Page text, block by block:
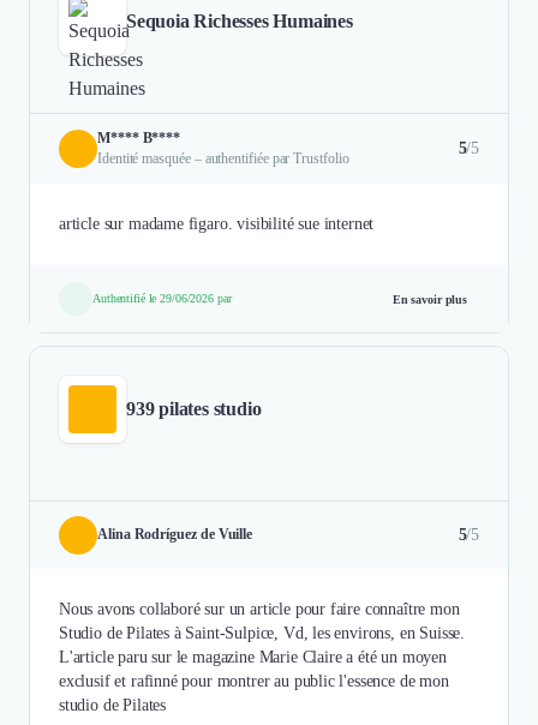
Sequoia Richesses Humaines
M**** B****
Identité masquée – authentifiée par Trustfolio
5/5
article sur madame figaro. visibilité sue internet
Authentifié le 29/06/2026 par En savoir plus
939 pilates studio
Alina Rodríguez de Vuille 5/5
Nous avons collaboré sur un article pour faire connaître mon
Studio de Pilates à Saint-Sulpice, Vd, les environs, en Suisse.
L'article paru sur le magazine Marie Claire a été un moyen
exclusif et rafinné pour montrer au public l'essence de mon
studio de Pilates